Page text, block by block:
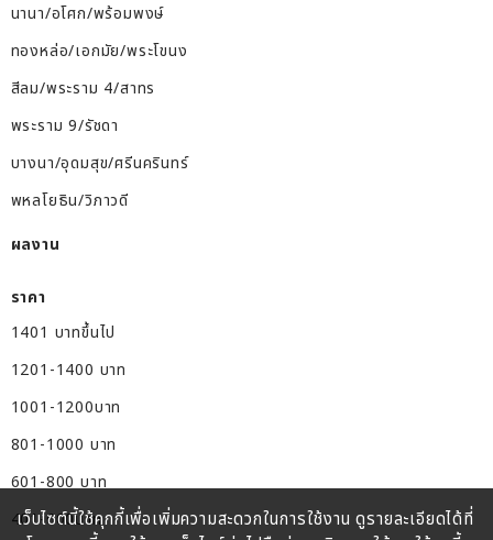
เว็บไซต์นี้ใช้คุกกี้เพื่อเพิ่มความสะดวกในการใช้งาน ดูรายละเอียดได้ที่
นานา/อโศก/พร้อมพงษ์
ทองหล่อ/เอกมัย/พระโขนง
สีลม/พระราม 4/สาทร
พระราม 9/รัชดา
บางนา/อุดมสุข/ศรีนครินทร์
พหลโยธิน/วิภาวดี
ผลงาน
ราคา
1401 บาทขึ้นไป
1201-1400 บาท
1001-1200บาท
801-1000 บาท
601-800 บาท
401-600บาท